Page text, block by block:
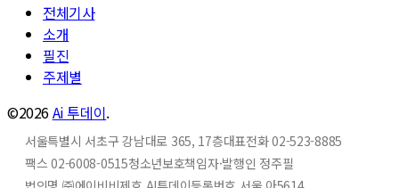
전체기사
소개
필진
주제별
©2026Ai 투데이.
서울특별시 서초구 강남대로 365, 17층대표전화 02-523-8885
팩스 02-6008-0515청소년보호책임자·발행인 정주필